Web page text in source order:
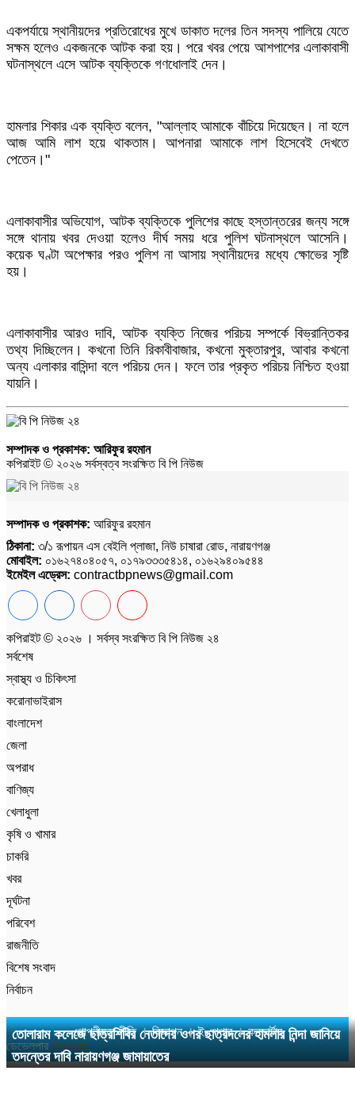
তোলারাম কলেজে ছাত্রশিবির নেতাদের ওপর ছাত্রদলের হামলার নিন্দা জানিয়ে
তদন্তের দাবি নারায়ণগঞ্জ জামায়াতের
একপর্যায়ে স্থানীয়দের প্রতিরোধের মুখে ডাকাত দলের তিন সদস্য পালিয়ে যেতে
সক্ষম হলেও একজনকে আটক করা হয়। পরে খবর পেয়ে আশপাশের এলাকাবাসী
ঘটনাস্থলে এসে আটক ব্যক্তিকে গণধোলাই দেন।
হামলার শিকার এক ব্যক্তি বলেন, "আল্লাহ আমাকে বাঁচিয়ে দিয়েছেন। না হলে
আজ আমি লাশ হয়ে থাকতাম। আপনারা আমাকে লাশ হিসেবেই দেখতে
পেতেন।"
এলাকাবাসীর অভিযোগ, আটক ব্যক্তিকে পুলিশের কাছে হস্তান্তরের জন্য সঙ্গে
সঙ্গে থানায় খবর দেওয়া হলেও দীর্ঘ সময় ধরে পুলিশ ঘটনাস্থলে আসেনি।
কয়েক ঘণ্টা অপেক্ষার পরও পুলিশ না আসায় স্থানীয়দের মধ্যে ক্ষোভের সৃষ্টি
হয়।
এলাকাবাসীর আরও দাবি, আটক ব্যক্তি নিজের পরিচয় সম্পর্কে বিভ্রান্তিকর
তথ্য দিচ্ছিলেন। কখনো তিনি রিকাবীবাজার, কখনো মুক্তারপুর, আবার কখনো
অন্য এলাকার বাসিন্দা বলে পরিচয় দেন। ফলে তার প্রকৃত পরিচয় নিশ্চিত হওয়া
যায়নি।
সম্পাদক ও প্রকাশক: আরিফুর রহমান
কপিরাইট © ২০২৬ সর্বস্বত্ব সংরক্ষিত বি পি নিউজ
সম্পাদক ও প্রকাশক: আরিফুর রহমান
ঠিকানা: ৩/১ রূপায়ন এস বেইলি প্লাজা, নিউ চাষারা রোড, নারায়ণগঞ্জ
মোবাইল: ০১৬২৭৪০৪০৫৭, ০১৭৯৩৩৩৫৪১৪, ০১৬২৯৪০৯৫৪৪
ইমেইল এড্রেস: contractbpnews@gmail.com
কপিরাইট © ২০২৬ । সর্বস্ব সংরক্ষিত বি পি নিউজ ২৪
সর্বশেষ
স্বাস্থ্য ও চিকিৎসা
করোনাভাইরাস
বাংলাদেশ
জেলা
অপরাধ
বাণিজ্য
খেলাধুলা
কৃষি ও খামার
চাকরি
খবর
দূর্ঘটনা
পরিবেশ
রাজনীতি
বিশেষ সংবাদ
নির্বাচন
গোপনীয়তা নীতি বিজ্ঞাপন ই-পেপার
কনভার্টার
ডেভেলপারটেক তরঙ্গ